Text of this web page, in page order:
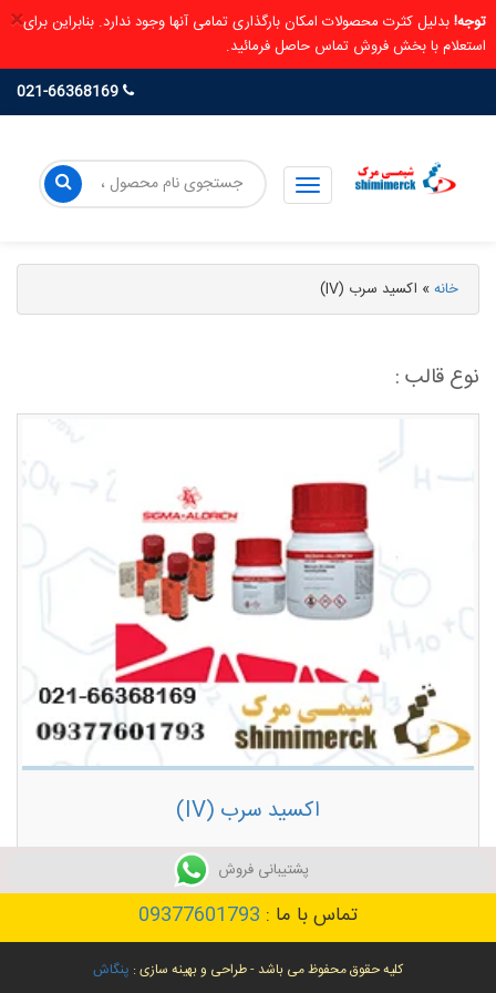
× توجه!بدلیل کثرت محصولات امکان بارگذاری تمامی آنها وجود ندارد. بنابراین برای
استعلام با بخش فروش تماس حاصل فرمائید.
خانه» اکسید سرب (IV)
نوع قالب :
اکسید سرب (IV)
توضیحات بیشتر
تماس با ما : 09377601793
کلیه حقوق محفوظ می باشد - طراحی و بهینه سازی : پنگاش
پشتیبانی فروش